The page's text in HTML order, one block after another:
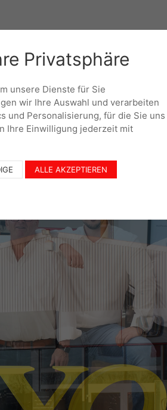
Privatsphäre
unsere Dienste für Sie
wir Ihre Auswahl und verarbeiten
und Personalisierung, für die Sie uns
Ihre Einwilligung jederzeit mit
ALLE AKZEPTIEREN